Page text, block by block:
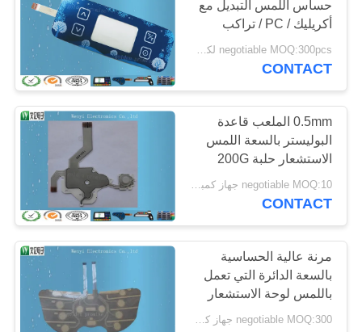
حساس اللمس التبديل مع
أكريليك / PC / تراكب
الزجاج
negotiable MOQ:300pcs لكل طلب
CONTACT
0.5mm الملعب قاعدة
البوليستر بالسعة اللمس
الاستشعار حلبة 200G
تعمل باللمس مفتاح
سيليكون مفتاح
negotiable MOQ:10 جهاز كمبيوتر شخصى / النظام
CONTACT
مرنة عالية الحساسية
بالسعة الدائرة التي تعمل
باللمس لوحة الاستشعار
negotiable MOQ:300 جهاز كمبيوتر شخصى / النظام